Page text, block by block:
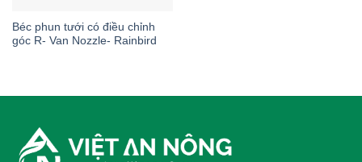
Béc phun tưới có điều chỉnh
góc R- Van Nozzle- Rainbird